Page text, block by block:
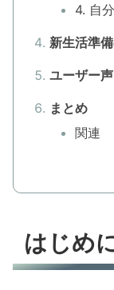
4. 自
新生活準
ユーザー声
まとめ
関連
はじめ